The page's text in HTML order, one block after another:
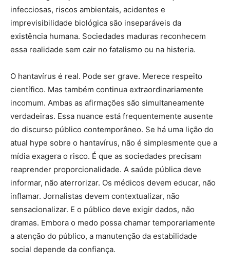
infecciosas, riscos ambientais, acidentes e
imprevisibilidade biológica são inseparáveis da
existência humana. Sociedades maduras reconhecem
essa realidade sem cair no fatalismo ou na histeria.
O hantavírus é real. Pode ser grave. Merece respeito
científico. Mas também continua extraordinariamente
incomum. Ambas as afirmações são simultaneamente
verdadeiras. Essa nuance está frequentemente ausente
do discurso público contemporâneo. Se há uma lição do
atual hype sobre o hantavírus, não é simplesmente que a
mídia exagera o risco. É que as sociedades precisam
reaprender proporcionalidade. A saúde pública deve
informar, não aterrorizar. Os médicos devem educar, não
inflamar. Jornalistas devem contextualizar, não
sensacionalizar. E o público deve exigir dados, não
dramas. Embora o medo possa chamar temporariamente
a atenção do público, a manutenção da estabilidade
social depende da confiança.